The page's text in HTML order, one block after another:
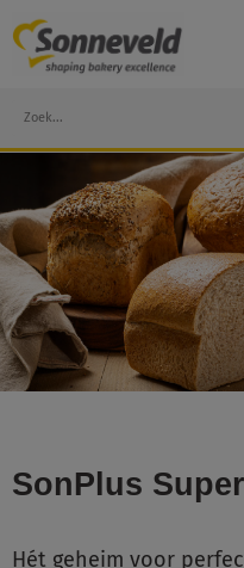
to
content
Search
SonPlus
Hét geheim voor